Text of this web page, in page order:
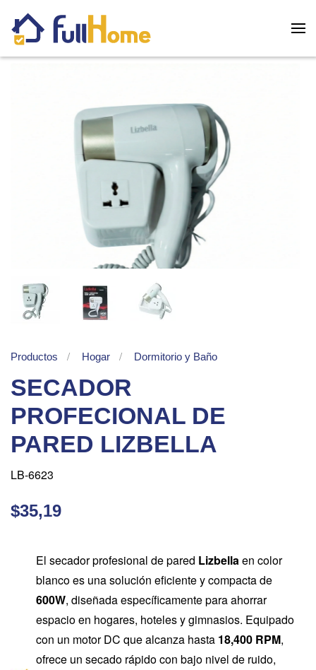
Skip to main content
Productos Hogar Dormitorio y Baño
SECADOR
PROFECIONAL DE
PARED LIZBELLA
LB-6623
$35,19
El secador profesional de pared Lizbellaen color
blanco es una solución eficiente y compacta de
600W, diseñada específicamente para ahorrar
espacio en hogares, hoteles y gimnasios. Equipado
con un motor DC que alcanza hasta 18,400 RPM,
ofrece un secado rápido con bajo nivel de ruido,